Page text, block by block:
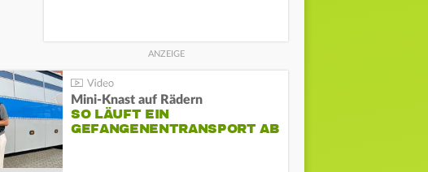
Mini-Knast auf Rädern
SO LÄUFT EIN
GEFANGENENTRANSPORT AB